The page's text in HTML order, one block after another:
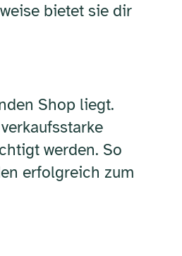
bietet sie dir
Shop liegt.
werden. So
erfolgreich zum